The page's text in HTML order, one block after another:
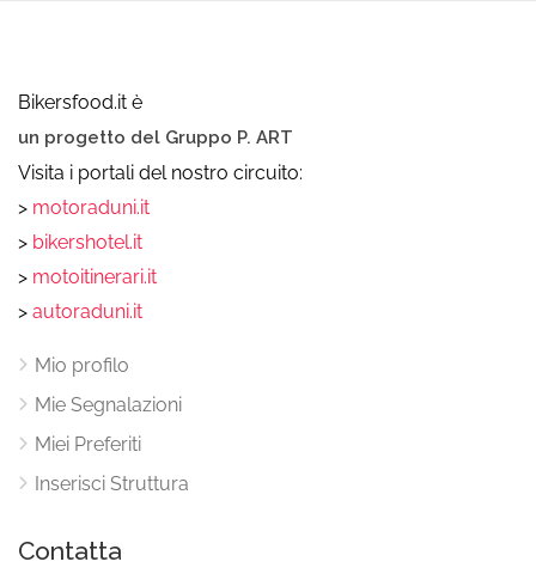
Bikersfood.it è
un progetto del Gruppo P. ART
Visita i portali del nostro circuito:
> motoraduni.it
> bikershotel.it
> motoitinerari.it
> autoraduni.it
Mio profilo
Mie Segnalazioni
Miei Preferiti
Inserisci Struttura
Contatta